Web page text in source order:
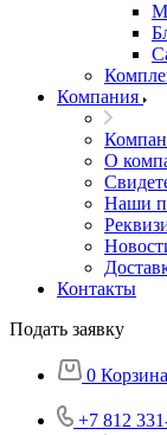
Компания
О
Наши
Контакты
Подать заявку
0 Корзина
+7 812